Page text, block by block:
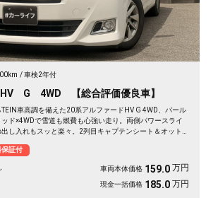
車検2年付
G 4WD 【総合評価優良車】
車高調を備えた20系アルファードHV G 4WD、パール
ド×4WDで雪道も燃費も心強い走り。両側パワースライ
出し入れもスッと楽々。2列目キャプテンシート＆オット
一台なら移動そのものが楽しみに変わります🚗✨💺🙌😎
保証付
車両本体価格 159.0 万円
現金一括価格 185.0 万円